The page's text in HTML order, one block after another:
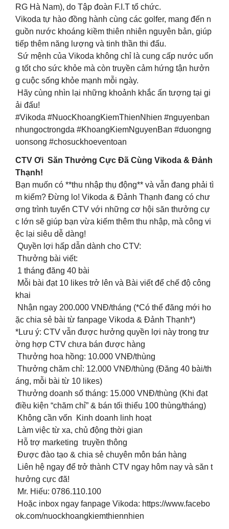
RG Hà Nam), do Tập đoàn F.I.T tổ chức.
Vikoda tự hào đồng hành cùng các golfer, mang đến n
guồn nước khoáng kiềm thiên nhiên nguyên bản, giúp
tiếp thêm năng lượng và tinh thần thi đấu.
Sứ mệnh của Vikoda không chỉ là cung cấp nước uốn
g tốt cho sức khỏe mà còn truyền cảm hứng tận hưởn
g cuộc sống khỏe mạnh mỗi ngày.
Hãy cùng nhìn lại những khoảnh khắc ấn tượng tại gi
ải đấu!
#Vikoda #NuocKhoangKiemThienNhien #nguyenban
nhungoctrongda #KhoangKiemNguyenBan #duongng
uonsong #chosuckhoeventoan
CTV Ơi Săn Thưởng Cực Đã Cùng Vikoda & Đảnh
Thạnh!
Bạn muốn có **thu nhập thụ động** và vẫn đang phải tì
m kiếm? Đừng lo! Vikoda & Đảnh Thạnh đang có chư
ơng trình tuyển CTV với những cơ hội săn thưởng cự
c lớn sẽ giúp bạn vừa kiếm thêm thu nhập, mà công vi
ệc lại siêu dễ dàng!
Quyền lợi hấp dẫn dành cho CTV:
Thưởng bài viết:
1 tháng đăng 40 bài
Mỗi bài đạt 10 likes trở lên và Bài viết để chế độ công
khai
Nhận ngay 200.000 VNĐ/tháng (*Có thể đăng mới ho
ặc chia sẻ bài từ fanpage Vikoda & Đảnh Thạnh*)
*Lưu ý: CTV vẫn được hưởng quyền lợi này trong trư
ờng hợp CTV chưa bán được hàng
Thưởng hoa hồng: 10.000 VNĐ/thùng
Thưởng chăm chỉ: 12.000 VNĐ/thùng (Đăng 40 bài/th
áng, mỗi bài từ 10 likes)
Thưởng doanh số tháng: 15.000 VNĐ/thùng (Khi đạt
điều kiện “chăm chỉ” & bán tối thiểu 100 thùng/tháng)
Không cần vốn Kinh doanh linh hoạt
Làm việc từ xa, chủ động thời gian
Hỗ trợ marketing truyền thông
Được đào tạo & chia sẻ chuyên môn bán hàng
Liên hệ ngay để trở thành CTV ngay hôm nay và săn t
hưởng cực đã!
Mr. Hiếu: 0786.110.100
Hoặc inbox ngay fanpage Vikoda: https://www.facebo
ok.com/nuockhoangkiemthiennhien